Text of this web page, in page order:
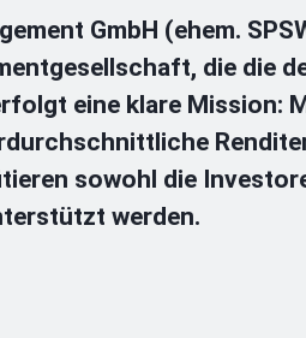
GmbH (ehem.
die die
eine klare
sowohl die
werden.